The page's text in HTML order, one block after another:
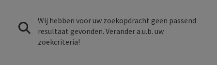
Wij hebben voor uw zoekopdracht geen passend
resultaat gevonden. Verander a.u.b. uw
zoekcriteria!